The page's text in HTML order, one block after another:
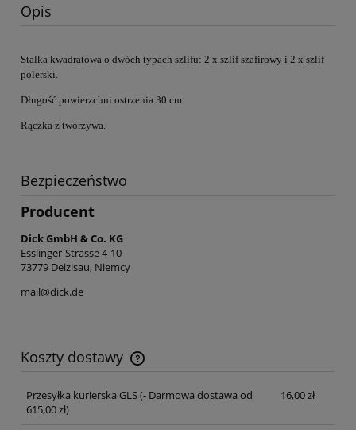
Opis
Stalka kwadratowa o dwóch typach szlifu: 2 x szlif szafirowy i 2 x szlif
polerski.
Długość powierzchni ostrzenia 30 cm.
Rączka z tworzywa.
Bezpieczeństwo
Producent
Dick GmbH & Co. KG
Esslinger-Strasse 4-10
73779 Deizisau, Niemcy
mail@dick.de
Koszty dostawy
Cena nie zawiera ewentualnych kosztów płatności
Przesyłka kurierska GLS(- Darmowa dostawa od
615,00 zł)
16,00 zł